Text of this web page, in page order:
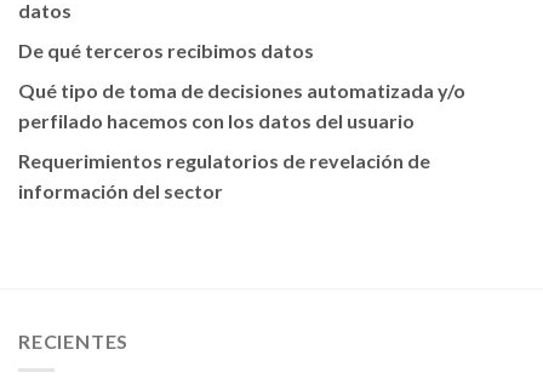
datos
De qué terceros recibimos datos
Qué tipo de toma de decisiones automatizada y/o
perfilado hacemos con los datos del usuario
Requerimientos regulatorios de revelación de
información del sector
RECIENTES